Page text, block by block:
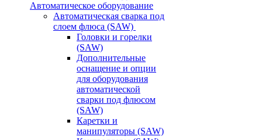
Автоматическое оборудование
Автоматическая сварка под
слоем флюса (SAW)
Головки и горелки
(SAW)
Дополнительные
оснащение и опции
для оборудования
автоматической
сварки под флюсом
(SAW)
Каретки и
манипуляторы (SAW)